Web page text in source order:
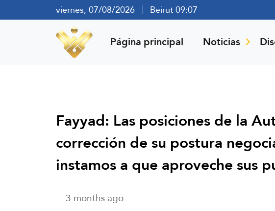
viernes, 07/08/2026 Beirut 09:07
Página principal Noticias
Fayyad: Las posiciones de la
corrección de su postura
instamos a que aproveche sus
3 months ago